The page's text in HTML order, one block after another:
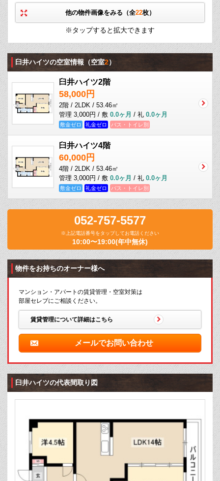
他の物件画像をみる（全22枚）
※タップすると拡大できます
臼井ハイツの空室情報 （空室2）
臼井ハイツ2階
58,000円
2階 / 2LDK / 53.46㎡
管理 3,000円 / 敷 0.0ヶ月 / 礼 0.0ヶ月
敷金ゼロ 礼金ゼロ バス・トイレ別
臼井ハイツ4階
60,000円
4階 / 2LDK / 53.46㎡
管理 3,000円 / 敷 0.0ヶ月 / 礼 0.0ヶ月
敷金ゼロ 礼金ゼロ バス・トイレ別
052-757-5577
※上記電話番号をタップしてお電話ください
10:00〜19:00(年中無休)
物件をお持ちのオーナー様へ
マンション・アパートの賃貸管理・空室対策は
部屋セレブにご相談ください。
賃貸管理について詳細はこちら
メールでお問い合わせ
臼井ハイツの代表間取り図